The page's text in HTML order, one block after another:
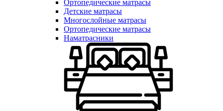
Ортопедические матрасы
Детские матрасы
Многослойные матрасы
Ортопедические матрасы
Наматрасники